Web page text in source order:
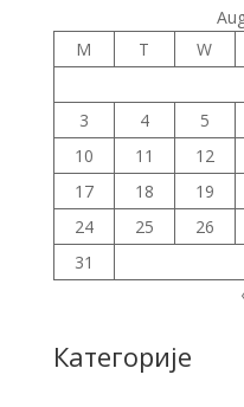
M
T W
3
4 5
10
11 12
17
18 19
24
25 26
31
Категорије